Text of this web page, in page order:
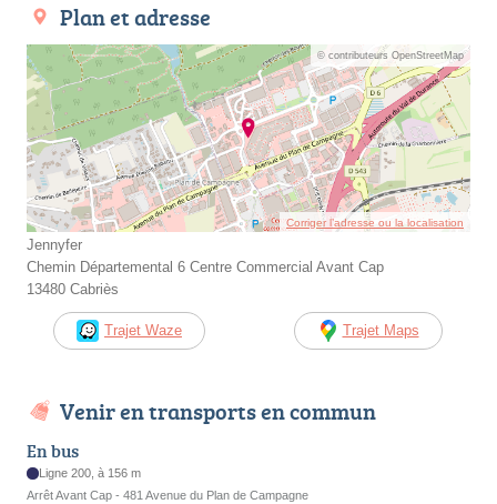
Plan et adresse
© contributeurs OpenStreetMap
Corriger l’adresse ou la localisation
Jennyfer
Chemin Départemental 6 Centre Commercial Avant Cap
13480 Cabriès
Trajet Waze Trajet Maps
Venir en transports en commun
En bus
Ligne 200, à 156 m
Arrêt Avant Cap - 481 Avenue du Plan de Campagne